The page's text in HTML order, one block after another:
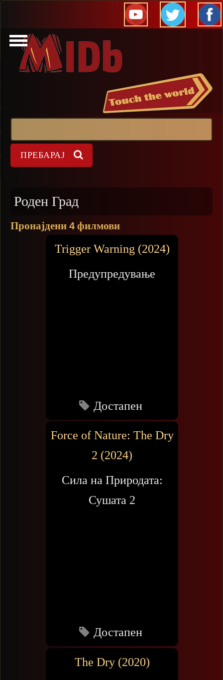
Прескокни
Роден Град
Пронајдени 4 филмови
Trigger Warning (2024)
Предупредување
Достапен
Force of Nature: The Dry
2 (2024)
Сила на Природата:
Сушата 2
Достапен
The Dry (2020)